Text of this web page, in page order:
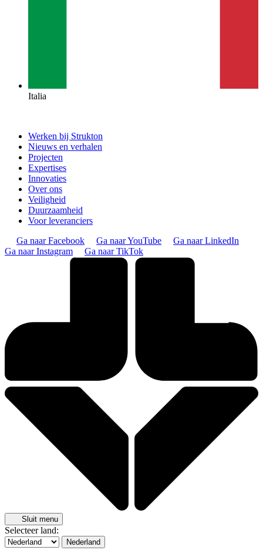
Italia
Werken bij Strukton
Nieuws en verhalen
Projecten
Expertises
Innovaties
Over ons
Veiligheid
Duurzaamheid
Voor leveranciers
Ga naar Facebook
Ga naar YouTube
Ga naar LinkedIn
Ga naar Instagram
Ga naar TikTok
Sluit menu
Selecteer land:
Nederland